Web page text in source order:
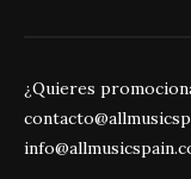
¿Quieres